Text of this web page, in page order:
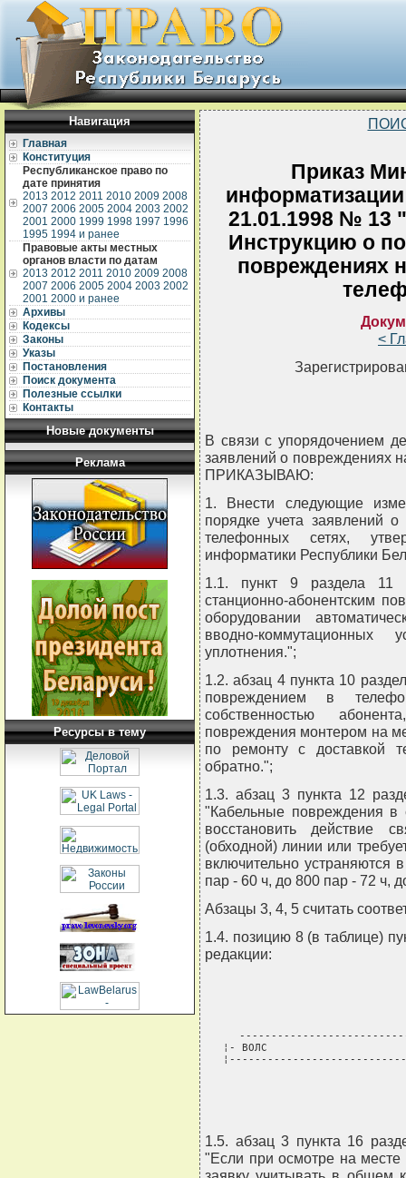
Навигация
Главная
Конституция
Республиканское право по
дате принятия
2013 2012 2011 2010 2009 2008
2007 2006 2005 2004 2003 2002
2001 2000 1999 1998 1997 1996
1995 1994 и ранее
Правовые акты местных
органов власти по датам
2013 2012 2011 2010 2009 2008
2007 2006 2005 2004 2003 2002
2001 2000 и ранее
Архивы
Кодексы
Законы
Указы
Постановления
Поиск документа
Полезные ссылки
Контакты
Новые документы
Реклама
Ресурсы в тему
Приказ
21.01.1998 № 13
Инструкцию о
повреждениях
<
В связи с упорядочением
заявлений о повреждениях
ПРИКАЗЫВАЮ:
1. Внести следующие
порядке учета заявлений
телефонных сетях,
информатики Республики
1.1. пункт 9 раздела 11
станционно-абонентским
оборудовании
вводно-коммутационных
уплотнения.";
1.2. абзац 4 пункта 10
повреждением в
собственностью
повреждения монтером на
по ремонту с доставкой
обратно.";
1.3. абзац 3 пункта 12
"Кабельные повреждения в
восстановить действие
(обходной) линии или
включительно
пар - 60 ч, до 800 пар - 72 ч,
Абзацы 3, 4, 5 считать
1.4. позицию 8 (в таблице)
редакции:
¦- ВОЛС
1.5. абзац 3 пункта 16
"Если при осмотре на